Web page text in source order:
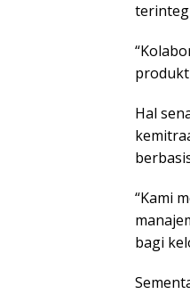
Hal
“Kami
bagi